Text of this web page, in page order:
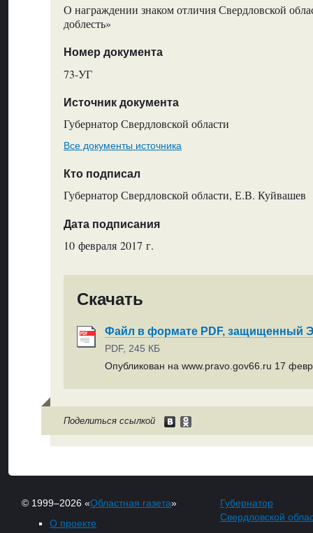
О награждении знаком отличия Свердловской
доблесть»
Номер документа
73-УГ
Источник документа
Губернатор Свердловской области
Все документы источника
Кто подписал
Губернатор Свердловской области, Е.В. Куйвашев
Дата подписания
10 февраля 2017 г.
Скачать
Файл в формате PDF, защищенный
PDF, 245 КБ
Опубликован на www.pravo.gov66.ru 17
Поделиться ссылкой
© 1999–2026 «Областная газета»
О проекте
Губернатор
Свердловской